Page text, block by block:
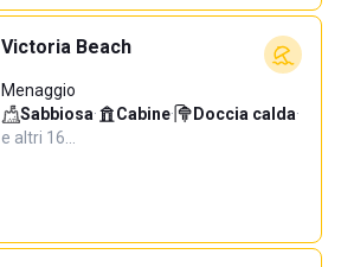
Victoria Beach
Menaggio
Sabbiosa· Cabine· Doccia calda·
e altri 16…